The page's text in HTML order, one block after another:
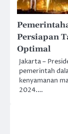
Persiapan
Optimal
Jakarta –
pemerintah
kenyamanan
2024.…